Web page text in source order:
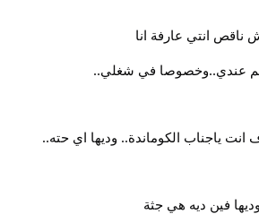
انتي عارفة انا
عندي..وخصوصا في شغلي..
انت ياجناب الكوماندة.. وديها اي حته..
فين ديه هي جثة